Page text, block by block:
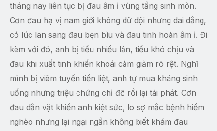
tháng nay liên tục bị đau âm ỉ vùng tầng sinh môn.
Cơn đau hạ vị nam giới không dữ dội nhưng dai dẳng,
có lúc lan sang đau bẹn bìu và đau tinh hoàn âm ỉ. Đi
kèm với đó, anh bị tiểu nhiều lần, tiểu khó chịu và
đau khi xuất tinh khiến khoái cảm giảm rõ rệt. Nghĩ
mình bị viêm tuyến tiền liệt, anh tự mua kháng sinh
uống nhưng triệu chứng chỉ đỡ rồi lại tái phát. Cơn
đau dằn vặt khiến anh kiệt sức, lo sợ mắc bệnh hiểm
nghèo nhưng lại ngại ngần không biết khám đau